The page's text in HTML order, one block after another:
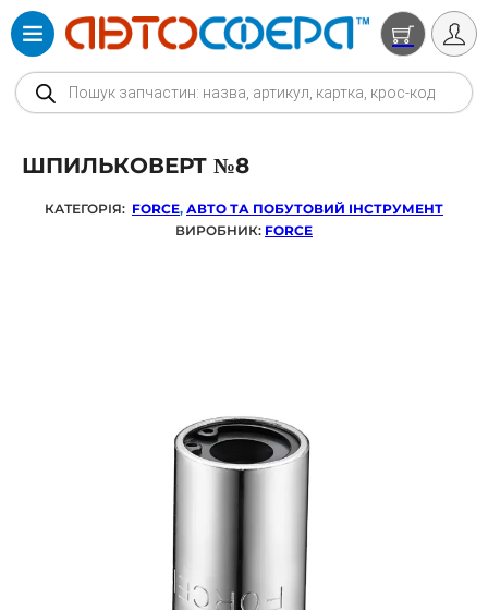
Products search
ШПИЛЬКОВЕРТ №8
КАТЕГОРІЯ: FORCE, АВТО ТА ПОБУТОВИЙ ІНСТРУМЕНТ
ВИРОБНИК: FORCE